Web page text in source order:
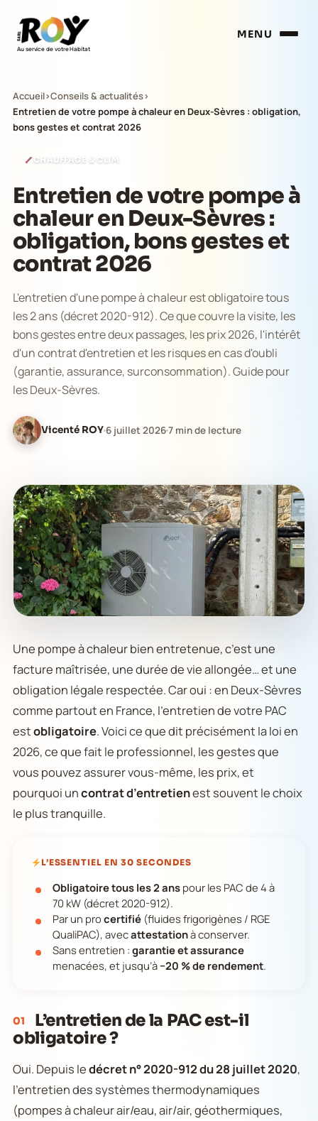
Au service de votre Habitat
MENU
Accueil›Conseils & actualités›
Entretien de votre pompe à chaleur en Deux-Sèvres : obligation,
bons gestes et contrat 2026
CHAUFFAGE & CLIM
Entretien de votre pompe à
chaleur en Deux-Sèvres :
obligation, bons gestes et
contrat 2026
L'entretien d'une pompe à chaleur est obligatoire tous
les 2 ans (décret 2020-912). Ce que couvre la visite, les
bons gestes entre deux passages, les prix 2026, l'intérêt
d'un contrat d'entretien et les risques en cas d'oubli
(garantie, assurance, surconsommation). Guide pour
les Deux-Sèvres.
Vicenté ROY 6 juillet 20267 min de lecture
Une pompe à chaleur bien entretenue, c’est une
facture maîtrisée, une durée de vie allongée… et une
obligation légale respectée. Car oui : en Deux-Sèvres
comme partout en France, l’entretien de votre PAC
estobligatoire. Voici ce que dit précisément la loi en
2026, ce que fait le professionnel, les gestes que
vous pouvez assurer vous-même, les prix, et
pourquoi uncontrat d’entretienest souvent le choix
le plus tranquille.
L’ESSENTIEL EN 30 SECONDES
Obligatoire tous les 2 ans pour les PAC de 4 à
70 kW (décret 2020-912).
Par un pro certifié (fluides frigorigènes / RGE
QualiPAC), avecattestationà conserver.
Sans entretien : garantie et assurance
menacées, et jusqu’à−20 % de rendement.
01
L’entretien de la PAC est-il
obligatoire ?
Oui. Depuis ledécret n° 2020-912 du 28 juillet 2020,
l’entretien des systèmes thermodynamiques
(pompes à chaleur air/eau, air/air, géothermiques,